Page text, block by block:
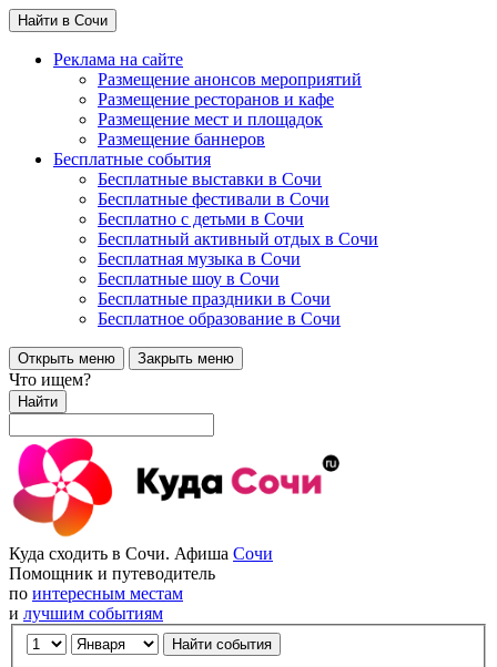
Найти в Сочи
Реклама на сайте
Размещение анонсов мероприятий
Размещение ресторанов и кафе
Размещение мест и площадок
Размещение баннеров
Бесплатные события
Бесплатные выставки в Сочи
Бесплатные фестивали в Сочи
Бесплатно с детьми в Сочи
Бесплатный активный отдых в Сочи
Бесплатная музыка в Сочи
Бесплатные шоу в Сочи
Бесплатные праздники в Сочи
Бесплатное образование в Сочи
Открыть меню Закрыть меню
Что ищем?
Найти
Куда сходить в Сочи. Афиша Сочи
Помощник и путеводитель
по интересным местам
и лучшим событиям